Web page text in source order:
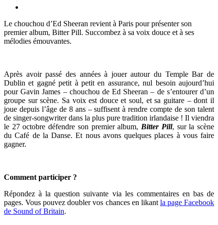
Le chouchou d’Ed Sheeran revient à Paris pour présenter son
premier album, Bitter Pill. Succombez à sa voix douce et à ses
mélodies émouvantes.
Après avoir passé des années à jouer autour du Temple Bar de
Dublin et gagné petit à petit en assurance, nul besoin aujourd’hui
pourGavin James – chouchou de Ed Sheeran – de s’entourer d’un
groupe sur scène. Sa voix est douce et soul, et sa guitare – dont il
joue depuis l’âge de 8 ans – suffisent à rendre compte de son talent
de singer-songwriter dans la plus pure tradition irlandaise ! Il viendra
le 27 octobre défendre son premier album, Bitter Pill, sur la scène
du Café de la Danse. Et nous avons quelques places à vous faire
gagner.
Comment participer ?
Répondez à la question suivante via les commentaires en bas de
pages. Vous pouvez doubler vos chances en likant la page Facebook
de Sound of Britain.